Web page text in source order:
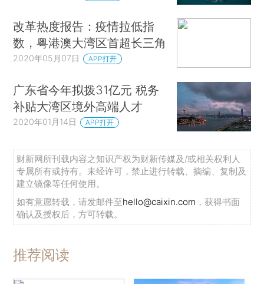
改革热度报告：疫情拉低指
数，粤港澳大湾区首超长三角
2020年05月07日 APP打开
广东省今年拟拨31亿元 税务
补贴大湾区境外高端人才
2020年01月14日 APP打开
财新网所刊载内容之知识产权为财新传媒及/或相关权利人
专属所有或持有。未经许可，禁止进行转载、摘编、复制及
建立镜像等任何使用。
如有意愿转载，请发邮件至hello@caixin.com ，获得书面
确认及授权后，方可转载。
推荐阅读